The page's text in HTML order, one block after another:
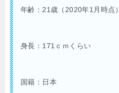
年齢：21歳（2020年1月時点）
身長：171ｃｍくらい
国籍：日本